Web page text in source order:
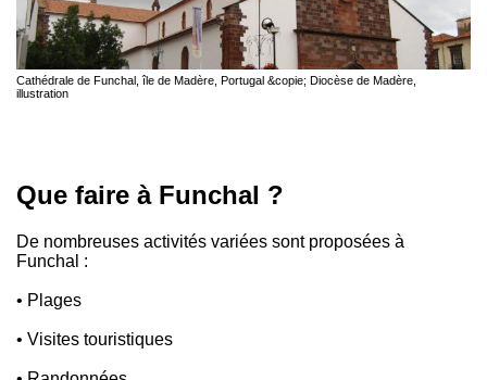
Cathédrale de Funchal, île de Madère, Portugal &copie; Diocèse de Madère,
illustration
Que faire à Funchal ?
De nombreuses activités variées sont proposées à
Funchal :
• Plages
• Visites touristiques